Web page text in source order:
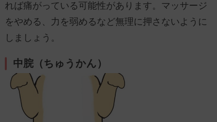
れば痛がっている可能性があります。マッサージ
をやめる、力を弱めるなど無理に押さないように
しましょう。
中脘（ちゅうかん）